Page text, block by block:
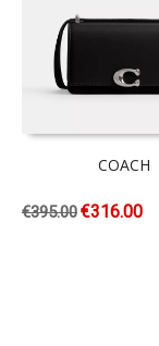
COACH
€395.00€316.00